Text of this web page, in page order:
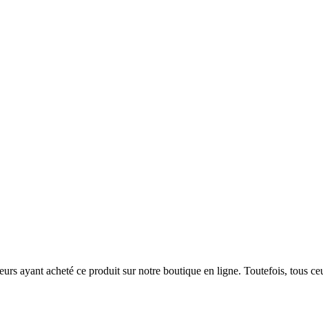
ayant acheté ce produit sur notre boutique en ligne. Toutefois, tous